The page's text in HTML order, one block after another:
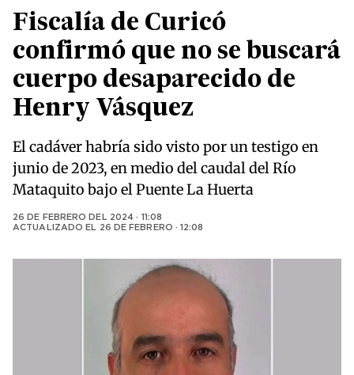
Fiscalía de Curicó
confirmó que no se buscará
cuerpo desaparecido de
Henry Vásquez
El cadáver habría sido visto por un testigo en
junio de 2023, en medio del caudal del Río
Mataquito bajo el Puente La Huerta
26 DE FEBRERO DEL 2024 · 11:08
ACTUALIZADO EL 26 DE FEBRERO · 12:08